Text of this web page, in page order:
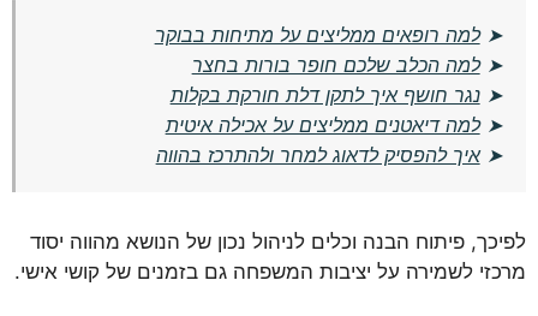
➤למה רופאים ממליצים על מתיחות בבוקר
➤למה הכלב שלכם חופר בורות בחצר
➤נגר חושף איך לתקן דלת חורקת בקלות
➤למה דיאטנים ממליצים על אכילה איטית
➤איך להפסיק לדאוג למחר ולהתרכז בהווה
לפיכך, פיתוח הבנה וכלים לניהול נכון של הנושא מהווה יסוד
מרכזי לשמירה על יציבות המשפחה גם בזמנים של קושי אישי.